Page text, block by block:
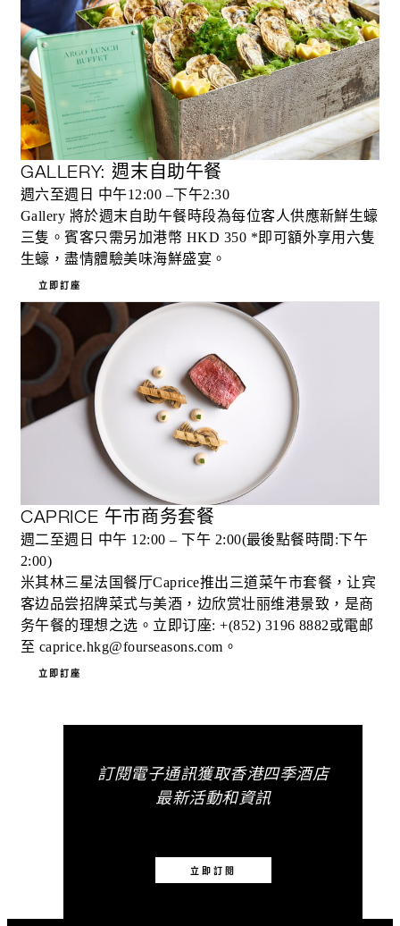
GALLERY: 週末自助午餐
週六至週日 中午12:00 –下午2:30
Gallery 將於週末自助午餐時段為每位客人供應新鮮生蠔
三隻。賓客只需另加港幣 HKD 350 *即可額外享用六隻
生蠔，盡情體驗美味海鮮盛宴。
立即訂座
CAPRICE 午市商务套餐
週二至週日 中午 12:00 – 下午 2:00(最後點餐時間:下午
2:00)
米其林三星法国餐厅Caprice推出三道菜午市套餐，让宾
客边品尝招牌菜式与美酒，边欣赏壮丽维港景致，是商
务午餐的理想之选。立即订座: +(852) 3196 8882或電邮
至 caprice.hkg@fourseasons.com。
立即訂座
訂閱電子通訊獲取香港四季酒店
最新活動和資訊
立即訂閱